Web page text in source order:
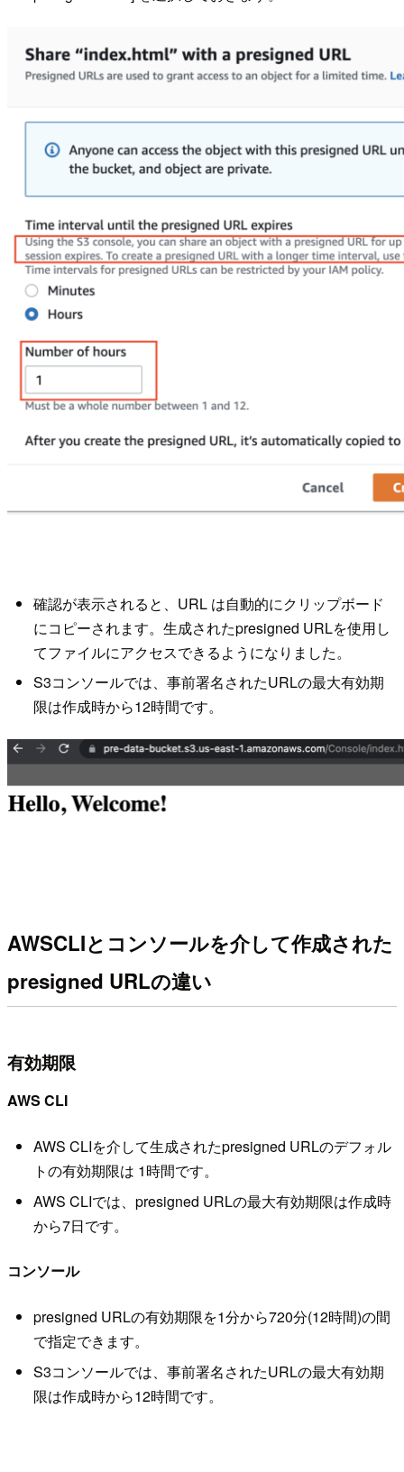
確認が表示されると、URL は自動的にクリップボード
にコピーされます。生成されたpresigned URLを使用し
てファイルにアクセスできるようになりました。
S3コンソールでは、事前署名されたURLの最大有効期
限は作成時から12時間です。
AWSCLIとコンソールを介して作成された
presigned URLの違い
有効期限
AWS CLI
AWS CLIを介して生成されたpresigned URLのデフォル
トの有効期限は 1時間です。
AWS CLIでは、presigned URLの最大有効期限は作成時
から7日です。
コンソール
presigned URLの有効期限を1分から720分(12時間)の間
で指定できます。
S3コンソールでは、事前署名されたURLの最大有効期
限は作成時から12時間です。